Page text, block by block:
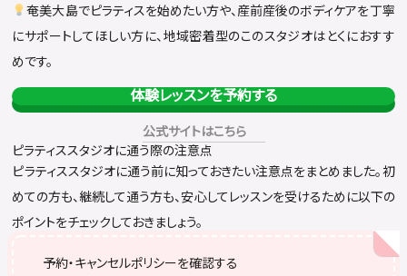
奄美大島でピラティスを始めたい方や、産前産後のボディケアを丁寧
にサポートしてほしい方に、地域密着型のこのスタジオはとくにおすす
めです。
体験レッスンを予約する
公式サイトはこちら
ピラティススタジオに通う際の注意点
ピラティススタジオに通う前に知っておきたい注意点をまとめました。初
めての方も、継続して通う方も、安心してレッスンを受けるために以下の
ポイントをチェックしておきましょう。
予約・キャンセルポリシーを確認する